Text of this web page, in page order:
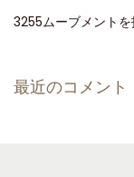
3255ムーブメント
最近のコメント